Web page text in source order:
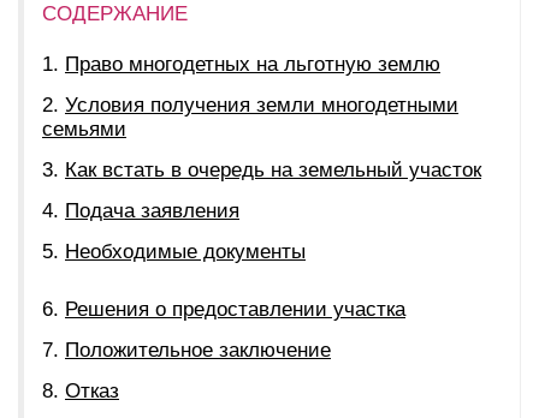
СОДЕРЖАНИЕ
Право многодетных на льготную землю
Условия получения земли многодетными
семьями
Как встать в очередь на земельный участок
Подача заявления
Необходимые документы
Решения о предоставлении участка
Положительное заключение
Отказ